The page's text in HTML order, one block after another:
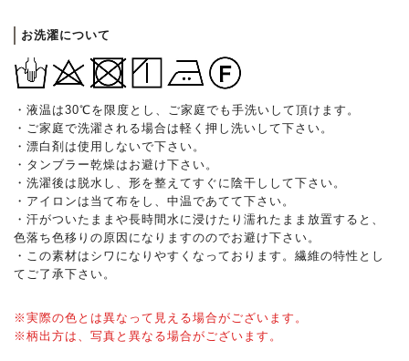
お洗濯について
・液温は30℃を限度とし、ご家庭でも手洗いして頂けます。
・ご家庭で洗濯される場合は軽く押し洗いして下さい。
・漂白剤は使用しないで下さい。
・タンブラー乾燥はお避け下さい。
・洗濯後は脱水し、形を整えてすぐに陰干しして下さい。
・アイロンは当て布をし、中温であてて下さい。
・汗がついたままや長時間水に浸けたり濡れたまま放置すると、
色落ち色移りの原因になりますののでお避け下さい。
・この素材はシワになりやすくなっております。繊維の特性とし
てご了承下さい。
※実際の色とは異なって見える場合がございます。
※柄出方は、写真と異なる場合がございます。